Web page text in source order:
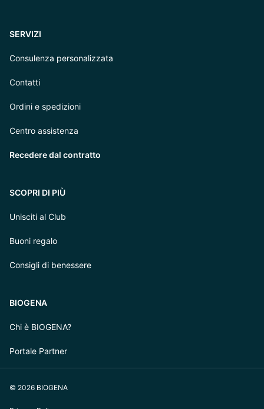
SERVIZI
Consulenza personalizzata
Contatti
Ordini e spedizioni
Centro assistenza
Recedere dal contratto
SCOPRI DI PIÙ
Unisciti al Club
Buoni regalo
Consigli di benessere
BIOGENA
Chi è BIOGENA?
Portale Partner
© 2026 BIOGENA